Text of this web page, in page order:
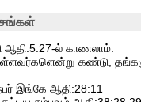
ஆதி:5:27-ல் காணலாம்.
கண்டு,
இங்கே ஆதி:28:11